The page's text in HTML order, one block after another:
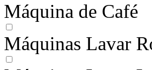
Máquina de Café
Máquinas Lavar